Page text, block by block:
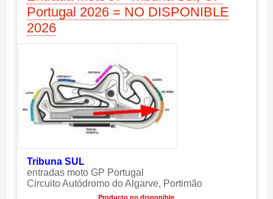
Portugal 2026 = NO DISPONIBLE
2026
Tribuna SUL
entradas moto GP Portugal
Circuito Autódromo do Algarve, Portimão
Producto no disponible